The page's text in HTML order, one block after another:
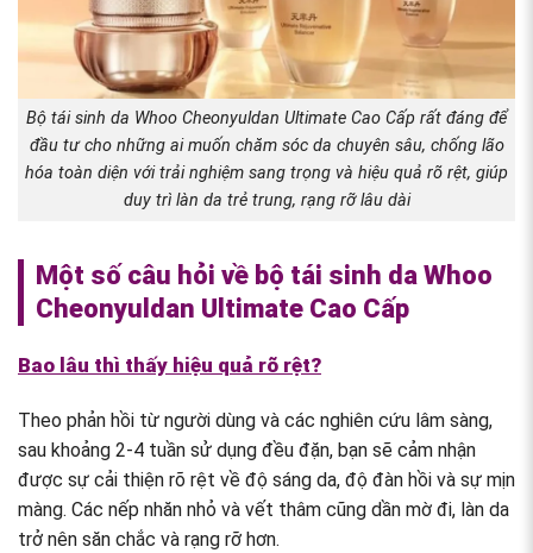
Bộ tái sinh da Whoo Cheonyuldan Ultimate Cao Cấp rất đáng để
đầu tư cho những ai muốn chăm sóc da chuyên sâu, chống lão
hóa toàn diện với trải nghiệm sang trọng và hiệu quả rõ rệt, giúp
duy trì làn da trẻ trung, rạng rỡ lâu dài
Một số câu hỏi về bộ tái sinh da Whoo
Cheonyuldan Ultimate Cao Cấp
Bao lâu thì thấy hiệu quả rõ rệt?
Theo phản hồi từ người dùng và các nghiên cứu lâm sàng,
sau khoảng 2-4 tuần sử dụng đều đặn, bạn sẽ cảm nhận
được sự cải thiện rõ rệt về độ sáng da, độ đàn hồi và sự mịn
màng. Các nếp nhăn nhỏ và vết thâm cũng dần mờ đi, làn da
trở nên săn chắc và rạng rỡ hơn.